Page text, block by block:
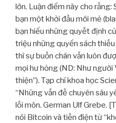
lớn. Luận điểm này cho rằng:
bạn một khởi đầu mới mẻ
bạn hiểu những quyết định
triệu những quyển sách
thì sự buồn chán vẫn luôn
mọi hư hỏng (ND: Như người
thiện”). Tạp chí khoa học
“Những vấn đề chuyên sâu
lối mòn. German Ulf Grebe.
nói Bitcoin và tiền điện tử